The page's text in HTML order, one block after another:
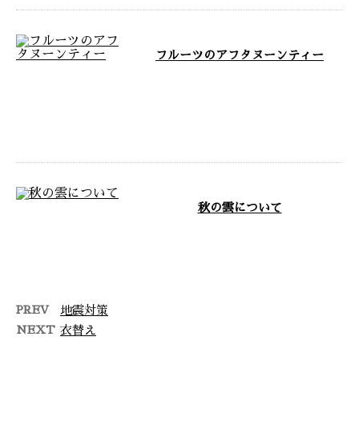
フルーツのアフタヌーンティー
秋の雲について
PREV 地震対策
NEXT 衣替え